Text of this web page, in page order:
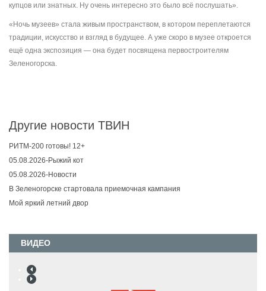
купцов или знатных. Ну очень интересно это было всё послушать».
«Ночь музеев» стала живым пространством, в котором переплетаются
традиции, искусство и взгляд в будущее. А уже скоро в музее откроется
ещё одна экспозиция — она будет посвящена первостроителям
Зеленогорска.
Другие новости ТВИН
РИТМ-200 готовы! 12+
05.08.2026-Рыжий кот
05.08.2026-Новости
В Зеленогорске стартовала приемочная кампания
Мой яркий летний двор
ВИДЕО